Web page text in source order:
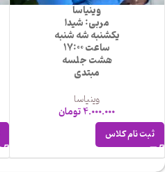
وینیاسا
مربی: شیدا
یکشنبه شه شنبه
ساعت 17:00
هشت جلسه
مبتدی
وینیاسا
4.000.000تومان
ثبت نام کلاس